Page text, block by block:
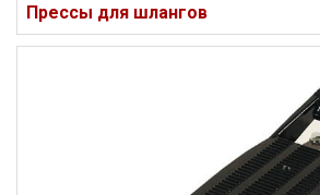
Прессы для шлангов